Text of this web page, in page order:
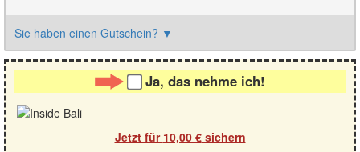
Sie haben einen Gutschein? ▼
Ja, das nehme ich!
Jetzt für 10,00 €sichern